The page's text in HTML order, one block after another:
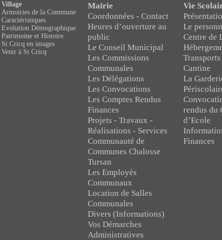
Village
Armoiries de la Commune
Caractéristiques
Evolution Démographique
Patrimoine et Histoire
St Cricq en images
Venir à St Cricq
Mairie
Coordonnées - Contact
Heures d’ouverture au
public
Le Conseil Municipal
Les Commissions
Communales
Les Délégations
Les Convocations
Les Comptes Rendus
Finances
Projets - Travaux -
Réalisations - Services
Communauté de
Communes Chalosse
Tursan
Les Employés
Communaux
Location de Salles
Communales
Divers (Informations)
Vos Démarches
Administratives
Vie
Le
Centre de
Cantine
La
rendus du
d’Ecole
Finances